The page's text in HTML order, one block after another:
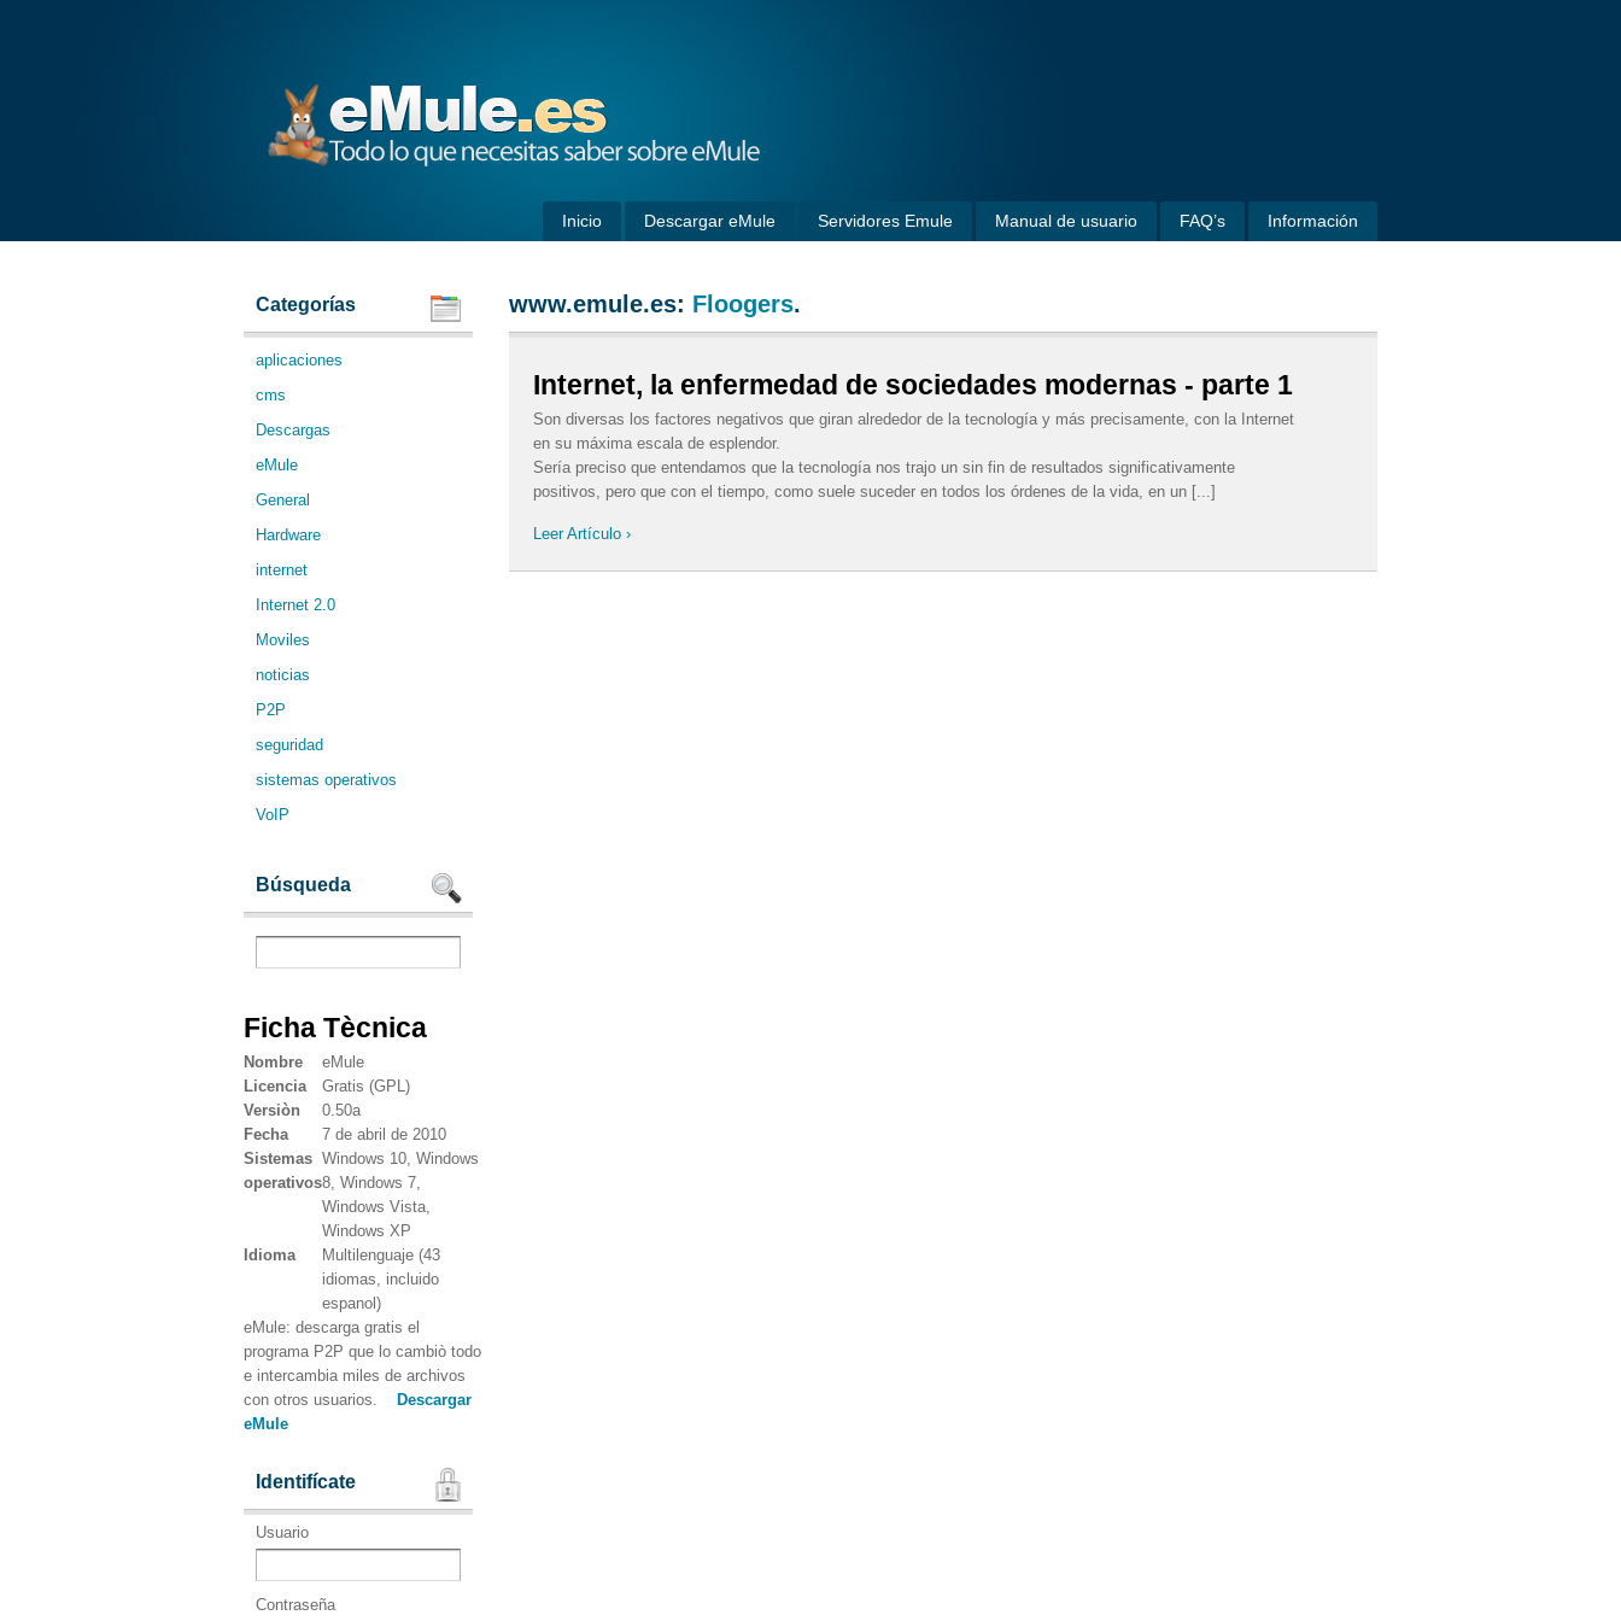
Inicio Descargar eMule Servidores Emule Manual de usuario FAQ’s Información
Categorías
aplicaciones
cms
Descargas
eMule
General
Hardware
internet
Internet 2.0
Moviles
noticias
P2P
seguridad
sistemas operativos
VoIP
Búsqueda
Ficha Tècnica
Nombre
eMule
Licencia
Gratis (GPL)
Versiòn
0.50a
Fecha
7 de abril de 2010
Sistemas
operativos
Windows 10, Windows
8, Windows 7,
Windows Vista,
Windows XP
Idioma
Multilenguaje (43
idiomas, incluido
espanol)
eMule: descarga gratis el
programa P2P que lo cambiò todo
e intercambia miles de archivos
con otros usuarios.
Descargar
eMule
Identifícate
Usuario
Contraseña
www.emule.es: Floogers.
Internet, la enfermedad de sociedades modernas - parte 1
Son diversas los factores negativos que giran alrededor de la tecnología y más precisamente, con la Internet
en su máxima escala de esplendor.
Sería preciso que entendamos que la tecnología nos trajo un sin fin de resultados significativamente
positivos, pero que con el tiempo, como suele suceder en todos los órdenes de la vida, en un [...]
Leer Artículo ›